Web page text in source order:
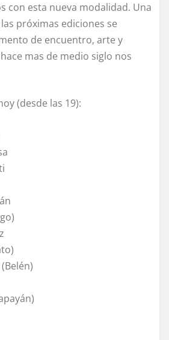
con esta nueva modalidad. Una
próximas ediciones se
de encuentro, arte y
mas de medio siglo nos
(desde las 19):